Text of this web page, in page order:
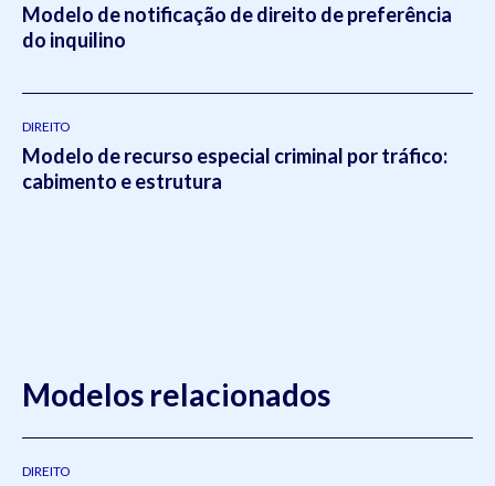
Modelo de notificação de direito de preferência
do inquilino
DIREITO
Modelo de recurso especial criminal por tráfico:
cabimento e estrutura
Modelos relacionados
DIREITO